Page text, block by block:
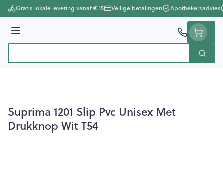
Ga naar de inhoud
Gratis lokale levering vanaf € 15 Veilige betalingen Apothekersadvies
Menu
Zoek
Suprima 1201 Slip Pvc Unisex Met
Drukknop Wit T54